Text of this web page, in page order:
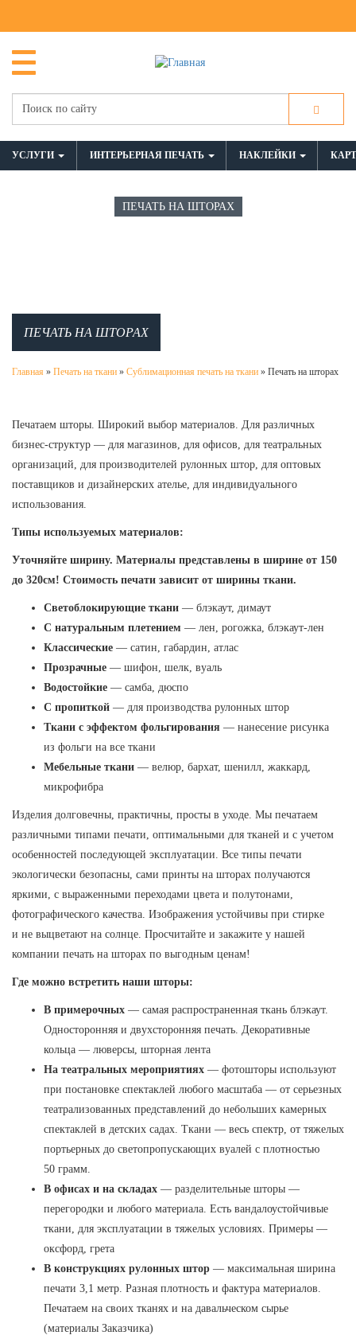
УСЛУГИ ИНТЕРЬЕРНАЯ ПЕЧАТЬ НАКЛЕЙКИ
ПЕЧАТЬ НА ШТОРАХ
ПЕЧАТЬ НА ШТОРАХ
Главная » Печать на ткани » Сублимационная печать на ткани » Печать на шторах
Печатаем шторы. Широкий выбор материалов. Для различных
бизнес-структур — для магазинов, для офисов, для театральных
организаций, для производителей рулонных штор, для оптовых
поставщиков и дизайнерских ателье, для индивидуального
использования.
Типы используемых материалов:
Уточняйте ширину. Материалы представлены в ширине от 150
до 320см! Стоимость печати зависит от ширины ткани.
Светоблокирующие ткани — блэкаут, димаут
С натуральным плетением — лен, рогожка, блэкаут-лен
Классические — сатин, габардин, атлас
Прозрачные — шифон, шелк, вуаль
Водостойкие — самба, дюспо
С пропиткой — для производства рулонных штор
Ткани с эффектом фольгирования — нанесение рисунка
из фольги на все ткани
Мебельные ткани — велюр, бархат, шенилл, жаккард,
микрофибра
Изделия долговечны, практичны, просты в уходе. Мы печатаем
различными типами печати, оптимальными для тканей и с учетом
особенностей последующей эксплуатации. Все типы печати
экологически безопасны, сами принты на шторах получаются
яркими, с выраженными переходами цвета и полутонами,
фотографического качества. Изображения устойчивы при стирке
и не выцветают на солнце. Просчитайте и закажите у нашей
компании печать на шторах по выгодным ценам!
Где можно встретить наши шторы:
В примерочных — самая распространенная ткань блэкаут.
Односторонняя и двухсторонняя печать. Декоративные
кольца — люверсы, шторная лента
На театральных мероприятиях — фотошторы используют
при постановке спектаклей любого масштаба — от серьезных
театрализованных представлений до небольших камерных
спектаклей в детских садах. Ткани — весь спектр, от тяжелых
портьерных до светопропускающих вуалей с плотностью
50 грамм.
В офисах и на складах — разделительные шторы —
перегородки и любого материала. Есть вандалоустойчивые
ткани, для эксплуатации в тяжелых условиях. Примеры —
оксфорд, грета
В конструкциях рулонных штор — максимальная ширина
печати 3,1 метр. Разная плотность и фактура материалов.
Печатаем на своих тканях и на давальческом сырье
(материалы Заказчика)